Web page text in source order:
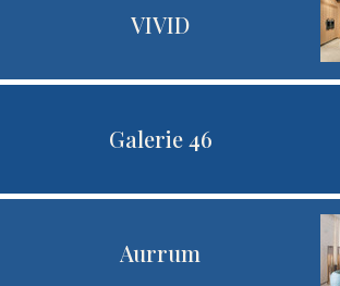
VIVID
Galerie 46
Aurrum